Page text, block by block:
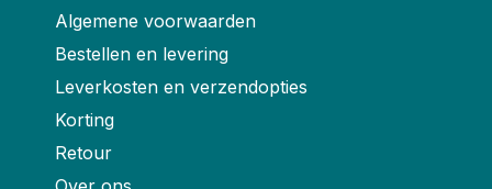
Algemene voorwaarden
Bestellen en levering
Leverkosten en verzendopties
Korting
Retour